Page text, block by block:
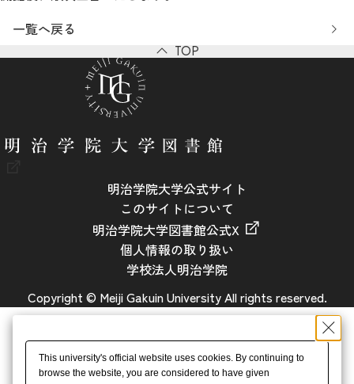
一覧へ戻る
TOP
明治学院大学公式サイト
このサイトについて
明治学院大学図書館公式X
個人情報の取り扱い
学校法人明治学院
Copyright © Meiji Gakuin University All rights reserved.
This university's official website uses cookies. By continuing to
browse the website, you are considered to have given